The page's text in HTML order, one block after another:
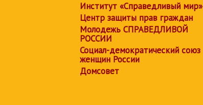
Институт «Справедливый мир»
Центр защиты прав граждан
Молодежь СПРАВЕДЛИВОЙ
РОССИИ
Социал-демократический союз
женщин России
Домсовет